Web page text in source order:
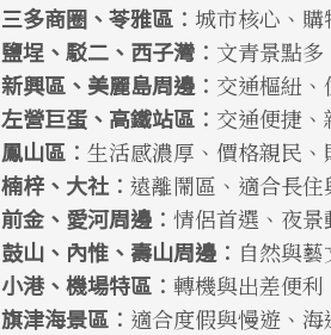
三多商圈、苓雅區 ： 城市核心、
鹽埕、駁二、西子灣 ： 文青景點
新興區、美麗島周邊 ： 交通樞紐
左營巨蛋、高鐵站區 ： 交通便捷
鳳山區 ： 生活感濃厚、價格親民
楠梓、大社 ： 遠離鬧區、適合長
前金、愛河周邊 ： 情侶首選、夜
鼓山、內惟、壽山周邊 ： 自然與
小港、機場特區 ： 轉機與出差便
旗津海景區 ： 適合度假與慢遊、